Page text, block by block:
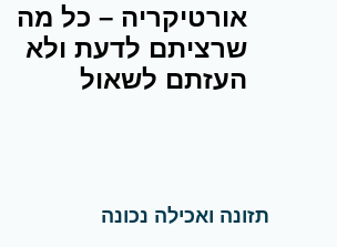
אורטיקריה – כל מה
שרציתם לדעת ולא
העזתם לשאול
תזונה ואכילה נכונה